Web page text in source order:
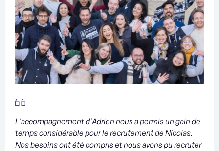
L'accompagnement d'Adrien nous a permis un gain de
temps considérable pour le recrutement de Nicolas.
Nos besoins ont été compris et nous avons pu recruter